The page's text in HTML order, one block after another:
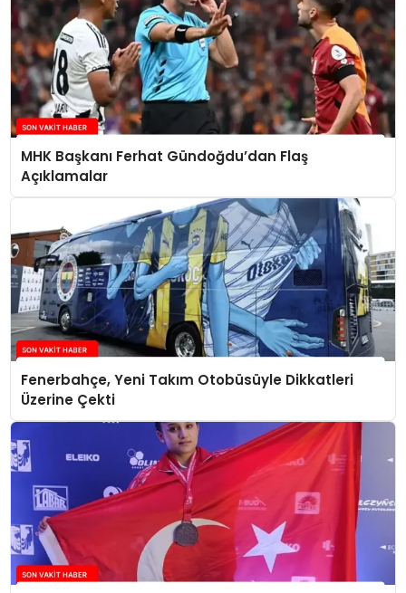
MHK Başkanı Ferhat Gündoğdu’dan Flaş
Açıklamalar
Fenerbahçe, Yeni Takım Otobüsüyle Dikkatleri
Üzerine Çekti